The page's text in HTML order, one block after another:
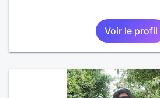
Voir le profil